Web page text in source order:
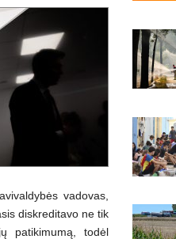
vadovas,
diskreditavo ne tik
patikimumą, todėl